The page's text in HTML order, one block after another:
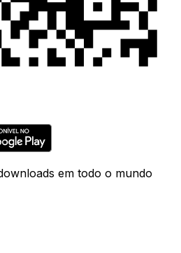
em todo o mundo